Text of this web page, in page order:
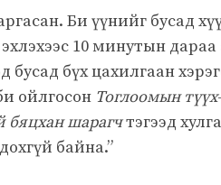
Би үүнийг бусад
10 минутын
бусад бүх цахилгаан
ойлгосон Тоглоомын түүх
бяцхан шарагчтэгээд
байна.”